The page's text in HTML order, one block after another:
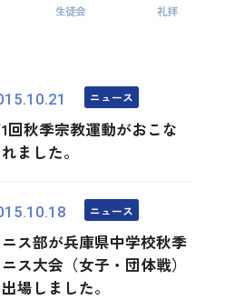
生徒会 礼拝
ニュース
回秋季宗教運動がおこな
ました。
ニュース
ス部が兵庫県中学校秋季
ス大会（女子・団体戦）
場しました。